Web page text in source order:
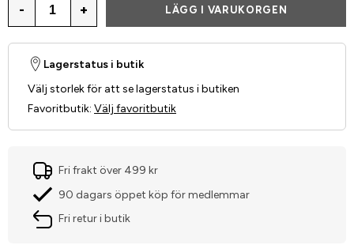
- + LÄGG I VARUKORGEN
Lagerstatus i butik
Välj storlek för att se lagerstatus i butiken
Favoritbutik: Välj favoritbutik
Fri frakt över 499 kr
90 dagars öppet köp för medlemmar
Fri retur i butik